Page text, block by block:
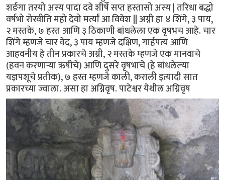
शर्ङगा तरयो अस्य पादा दवे शीर्षे सप्त हस्तासो अस्य | तरिधा बद्धो
वर्षभो रोरवीति महो देवो मर्त्यां आ विवेश || अग्नी हा ४ शिंगे, ३ पाय,
२ मस्तके, ७ हस्त आणि ३ ठिकाणी बांधलेला एक वृषभच आहे. चार
शिंगे म्हणजे चार वेद, ३ पाय म्हणजे दक्षिण, गार्हपत्य आणि
आहवनीय हे तीन प्रकारचे अग्नी, २ मस्तके म्हणजे एक मानवाचे
(हवन करणार्‍या ऋषीचे) आणि दुसरे वृषभाचे (हे बांधलेल्या
यज्ञपशूचे प्रतीक), ७ हस्त म्हणजे काली, कराली इत्यादी सात
प्रकारच्या ज्वाला. असा हा अग्निवृष. पाटेश्वर येथील अग्निवृष